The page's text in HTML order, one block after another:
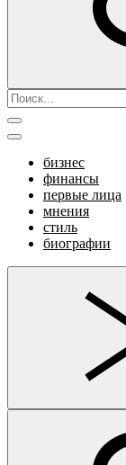
бизнес
финансы
первые лица
мнения
стиль
биографии